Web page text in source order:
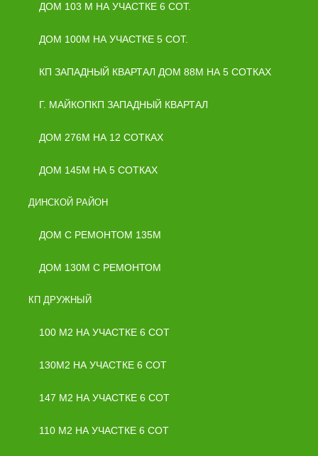
ДОМ 103 М НА УЧАСТКЕ 6 СОТ.
ДОМ 100М НА УЧАСТКЕ 5 СОТ.
КП ЗАПАДНЫЙ КВАРТАЛ ДОМ 88М НА 5 СОТКАХ
Г. МАЙКОПКП ЗАПАДНЫЙ КВАРТАЛ
ДОМ 276М НА 12 СОТКАХ
ДОМ 145М НА 5 СОТКАХ
ДИНСКОЙ РАЙОН
ДОМ С РЕМОНТОМ 135М
ДОМ 130М С РЕМОНТОМ
КП ДРУЖНЫЙ
100 М2 НА УЧАСТКЕ 6 СОТ
130М2 НА УЧАСТКЕ 6 СОТ
147 М2 НА УЧАСТКЕ 6 СОТ
110 М2 НА УЧАСТКЕ 6 СОТ